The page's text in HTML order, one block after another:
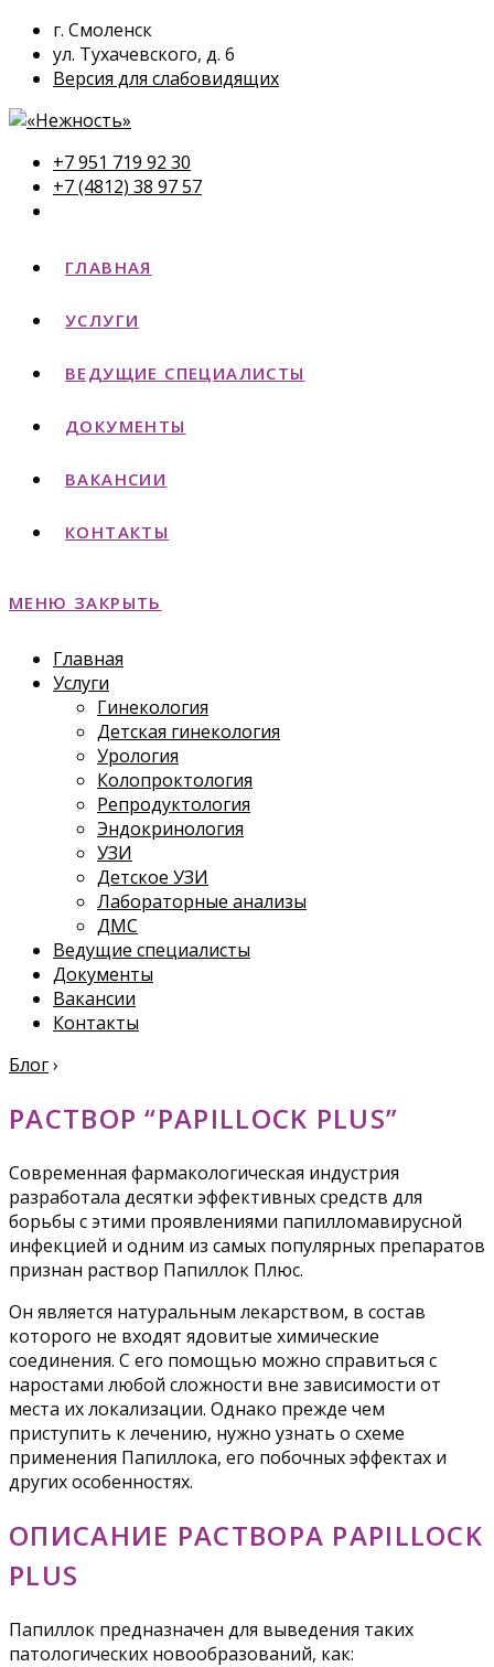
г. Смоленск
ул. Тухачевского, д. 6
Версия для слабовидящих
+7 951 719 92 30
+7 (4812) 38 97 57
ГЛАВНАЯ
УСЛУГИ
ВЕДУЩИЕ СПЕЦИАЛИСТЫ
ДОКУМЕНТЫ
ВАКАНСИИ
КОНТАКТЫ
МЕНЮ ЗАКРЫТЬ
Главная
Услуги
Гинекология
Детская гинекология
Урология
Колопроктология
Репродуктология
Эндокринология
УЗИ
Детское УЗИ
Лабораторные анализы
ДМС
Ведущие специалисты
Документы
Вакансии
Контакты
Блог›
РАСТВОР “PAPILLOCK PLUS”
Современная фармакологическая индустрия
разработала десятки эффективных средств для
борьбы с этими проявлениями папилломавирусной
инфекцией и одним из самых популярных препаратов
признан раствор Папиллок Плюс.
Он является натуральным лекарством, в состав
которого не входят ядовитые химические
соединения. С его помощью можно справиться с
наростами любой сложности вне зависимости от
места их локализации. Однако прежде чем
приступить к лечению, нужно узнать о схеме
применения Папиллока, его побочных эффектах и
других особенностях.
ОПИСАНИЕ РАСТВОРА PAPILLOCK
PLUS
Папиллок предназначен для выведения таких
патологических новообразований, как: